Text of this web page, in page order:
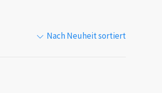
Nach Neuheit sortiert